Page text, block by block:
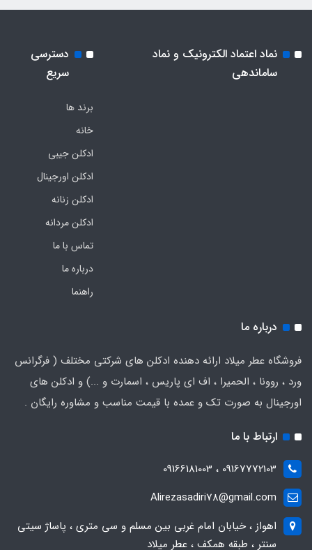
نماد اعتماد الکترونیک و نماد
ساماندهی
دسترسی
سریع
برند ها
خانه
ادکلن جیبی
ادکلن اورجینال
ادکلن زنانه
ادکلن مردانه
تماس با ما
درباره ما
راهنما
درباره ما
فروشگاه عطر میلاد ارائه دهنده ادکلن های شرکتی مختلف ( فرگرانس
ورد ، روونا ، الحمیرا ، اف ای پاریس ، اسمارت و ...) و ادکلن های
اورجینال به صورت تک و عمده با قیمت مناسب و مشاوره رایگان .
ارتباط با ما
09167772103 ، 09166181003
Alirezasadiri78@gmail.com
اهواز ، خیابان امام غربی بین مسلم و سی متری ، پاساژ سیتی
سنتر ، طبقه همکف ، عطر میلاد